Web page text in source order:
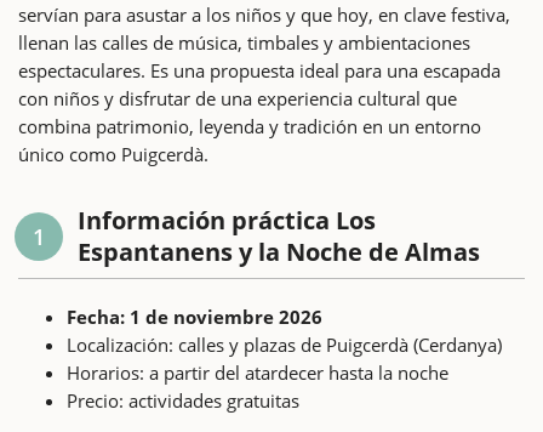
servían para asustar a los niños y que hoy, en clave festiva,
llenan las calles de música, timbales y ambientaciones
espectaculares. Es una propuesta ideal para una escapada
con niños y disfrutar de una experiencia cultural que
combina patrimonio, leyenda y tradición en un entorno
único como Puigcerdà.
1
Información práctica Los
Espantanens y la Noche de Almas
Fecha: 1 de noviembre 2026
Localización: calles y plazas de Puigcerdà (Cerdanya)
Horarios: a partir del atardecer hasta la noche
Precio: actividades gratuitas